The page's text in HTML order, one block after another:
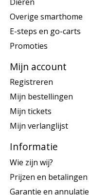
Overige smarthome
E-steps en go-carts
Promoties
Mijn account
Registreren
Mijn bestellingen
Mijn tickets
Mijn verlanglijst
Informatie
Wie zijn wij?
Prijzen en betalingen
Garantie en annulatie